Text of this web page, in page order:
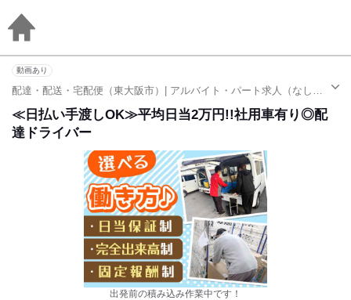
動画あり
配達・配送・宅配便（東大阪市）| アルバイト・パート求人（なし駅）
≪日払い手渡しOK≫平均日当2万円!!社用車有り◎配
達ドライバー
出発前の積み込み作業中です！